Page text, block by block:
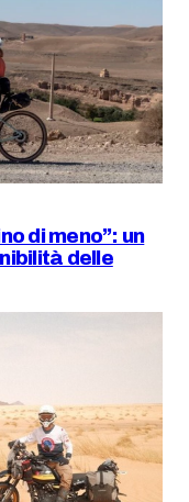
di meno”: un
delle